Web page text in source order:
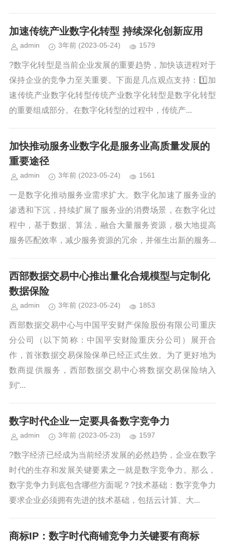
加速传统产业数字化转型 持续深化创新应用
admin 3年前 (2023-05-24) 1579
?数字化转型是当前企业发展的重要趋势，加快该进程对于
保持企业的竞争力至关重要。下面是几点观点支持：1️⃣加
速传统产业数字化转型传统产业数字化转型是数字化转型
的重要组成部分。在数字化转型的过程中，传统产...
加快推动服务业数字化是服务业高质量发展的
重要途径
admin 3年前 (2023-05-24) 1561
一是数字化推动服务业需求扩大。数字化加速了服务业的
渗透和下沉，持续扩展了服务业的消费场景，在数字化过
程中，基于数据、算法，融合大量服务资源，极大地提高
服务匹配效率，减少服务资源的冗余，并催生出新的服务...
西部数据交易中心推出量化合规模型与定制化
数据保险
admin 3年前 (2023-05-24) 1853
西部数据交易中心与中国平安财产保险股份有限公司重庆
分公司（以下简称：中国平安财险重庆分公司）展开合
作，首张数据交易保险保单已经正式生效。为了更好地为
数商提供服务，西部数据交易中心将数据交易保险纳入
到“...
数字时代企业一定要具备数字竞争力
admin 3年前 (2023-05-23) 1597
?数字经济已经成为当前经济发展的必然趋势，企业在数字
时代的生存和发展关键要素之一就是数字竞争力。那么，
数字竞争力到底包含哪些方面呢？?技术基础：数字竞争力
要求企业必须拥有先进的技术基础，包括云计算、大...
商标IP：数字时代商铺竞争力关键要有商标